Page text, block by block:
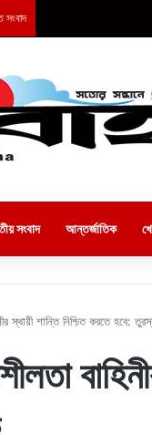
সংবাদ
সংবাদ আন্তর্জাতিক
স্থায়ী শান্তি নিশ্চিত করতে হবে: